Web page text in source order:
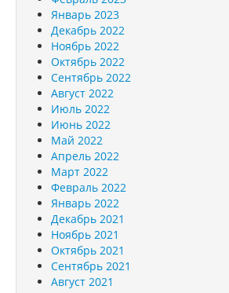
Январь 2023
Декабрь 2022
Ноябрь 2022
Октябрь 2022
Сентябрь 2022
Август 2022
Июль 2022
Июнь 2022
Май 2022
Апрель 2022
Март 2022
Февраль 2022
Январь 2022
Декабрь 2021
Ноябрь 2021
Октябрь 2021
Сентябрь 2021
Август 2021